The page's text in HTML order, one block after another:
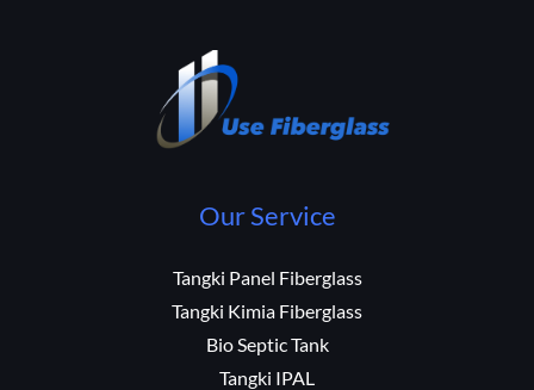
Our Service
Tangki Panel Fiberglass
Tangki Kimia Fiberglass
Bio Septic Tank
Tangki IPAL